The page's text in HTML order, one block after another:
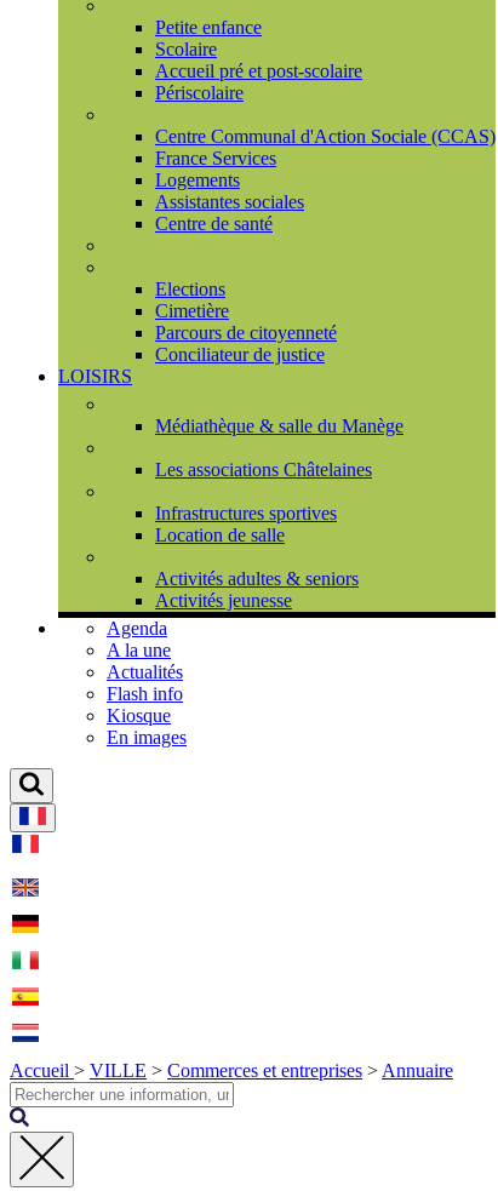
Petite enfance
Scolaire
Accueil pré et post-scolaire
Périscolaire
Centre Communal d'Action Sociale (CCAS)
France Services
Logements
Assistantes sociales
Centre de santé
Elections
Cimetière
Parcours de citoyenneté
Conciliateur de justice
LOISIRS
Médiathèque & salle du Manège
Les associations Châtelaines
Infrastructures sportives
Location de salle
Activités adultes & seniors
Activités jeunesse
Agenda
A la une
Actualités
Flash info
Kiosque
En images
Accueil > VILLE > Commerces et entreprises > Annuaire